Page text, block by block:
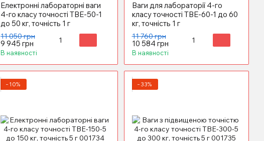
Електронні лабораторні ваги
4-го класу точності ТВЕ-50-1
до 50 кг, точність 1 г
11 050 грн
9 945 грн
В наявності
Ваги для лабораторії 4-го
класу точності ТВЕ-60-1 до 60
кг, точність 1 г
11 760 грн
10 584 грн
В наявності
−10% −33%